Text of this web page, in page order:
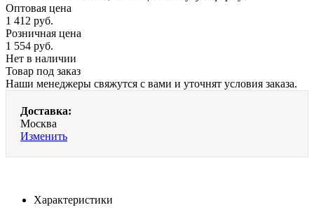
Оптовая цена
1 412 руб.
Розничная цена
1 554 руб.
Нет в наличии
Товар под заказ
Наши менеджеры свяжутся с вами и уточнят условия заказа.
Доставка:
Москва
Изменить
Характеристики